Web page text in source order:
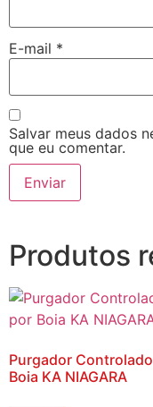
E-mail *
Salvar meus dados
que eu comentar.
Produtos
Purgador
Boia KA NIAGARA